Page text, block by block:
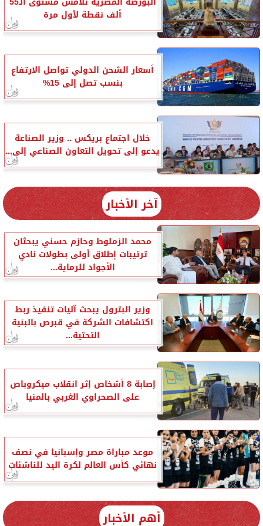
ألف نقطة لأول مرة
أسعار الشحن الدولي تواصل الارتفاع
بنسب تصل إلى 15%
خلال اجتماع بريكس .. وزير الصناعة
يدعو إلى تحويل التعاون الصناعي إلى...
آخر الأخبار
محمد الزملوط وحازم حسني يبحثان
ترتيبات إطلاق أولى بطولات نادي
الأجواد للرماية...
وزير البترول يبحث آليات تنفيذ ربط
اكتشافات الشركة في قبرص بالبنية
التحتية...
إصابة 8 أشخاص إثر انقلاب ميكروباص
على الصحراوي الغربي بالمنيا
موعد مباراة مصر وإسبانيا في نصف
نهائي كأس العالم لكرة اليد للناشئات
أهم الأخبار